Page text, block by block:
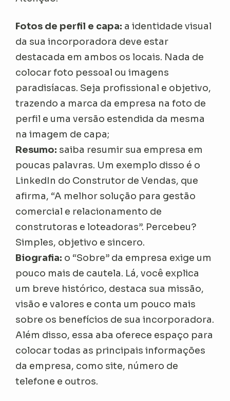
Fotos de perfil e capa: a identidade visual
da sua incorporadora deve estar
destacada em ambos os locais. Nada de
colocar foto pessoal ou imagens
paradisíacas. Seja profissional e objetivo,
trazendo a marca da empresa na foto de
perfil e uma versão estendida da mesma
na imagem de capa;
Resumo: saiba resumir sua empresa em
poucas palavras. Um exemplo disso é o
LinkedIn do Construtor de Vendas, que
afirma, “A melhor solução para gestão
comercial e relacionamento de
construtoras e loteadoras”. Percebeu?
Simples, objetivo e sincero.
Biografia: o “Sobre” da empresa exige um
pouco mais de cautela. Lá, você explica
um breve histórico, destaca sua missão,
visão e valores e conta um pouco mais
sobre os benefícios de sua incorporadora.
Além disso, essa aba oferece espaço para
colocar todas as principais informações
da empresa, como site, número de
telefone e outros.